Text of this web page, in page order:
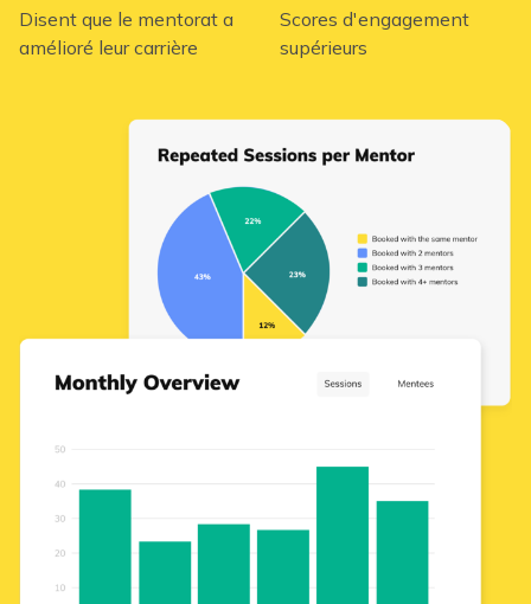
Disent que le mentorat a
amélioré leur carrière
Scores d'engagement
supérieurs